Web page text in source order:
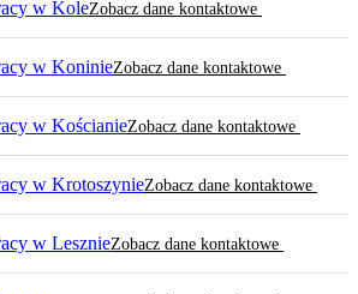
w KoleZobacz dane kontaktowe
w KoninieZobacz dane kontaktowe
w KościanieZobacz dane kontaktowe
w KrotoszynieZobacz dane kontaktowe
w LesznieZobacz dane kontaktowe